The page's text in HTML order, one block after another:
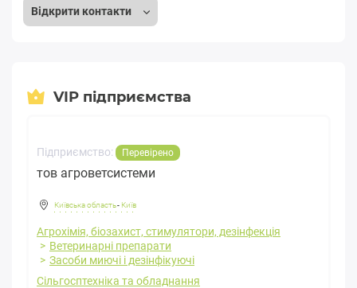
Відкрити контакти
VIP підприємства
Підприємство: Перевірено
тов агроветсистеми
Київська область- Київ
Агрохімія, біозахист, стимулятори, дезінфекція
Ветеринарні препарати
Засоби миючі і дезінфікуючі
Сільгосптехніка та обладнання